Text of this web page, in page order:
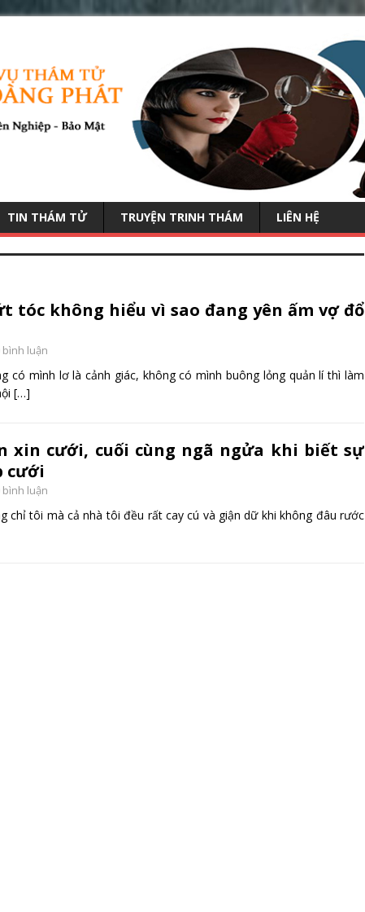
TIN THÁM TỬ TRUYỆN TRINH THÁM LIÊN HỆ
tóc không hiểu vì sao đang yên ấm vợ đổ
luận
có mình lơ là cảnh giác, không có mình buông lỏng quản lí thì làm
[…]
xin cưới, cuối cùng ngã ngửa khi biết sự
cưới
luận
chỉ tôi mà cả nhà tôi đều rất cay cú và giận dữ khi không đâu rước